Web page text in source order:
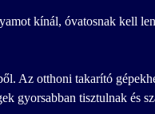
kínál, óvatosnak kell
Az otthoni takarító
gyorsabban tisztulnak és